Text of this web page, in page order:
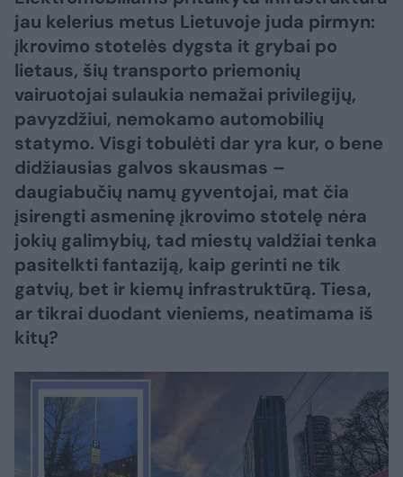
jau kelerius metus Lietuvoje juda pirmyn:
įkrovimo stotelės dygsta it grybai po
lietaus, šių transporto priemonių
vairuotojai sulaukia nemažai privilegijų,
pavyzdžiui, nemokamo automobilių
statymo. Visgi tobulėti dar yra kur, o bene
didžiausias galvos skausmas –
daugiabučių namų gyventojai, mat čia
įsirengti asmeninę įkrovimo stotelę nėra
jokių galimybių, tad miestų valdžiai tenka
pasitelkti fantaziją, kaip gerinti ne tik
gatvių, bet ir kiemų infrastruktūrą. Tiesa,
ar tikrai duodant vieniems, neatimama iš
kitų?